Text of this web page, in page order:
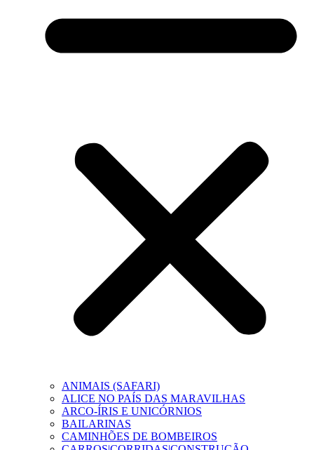
ANIMAIS (SAFARI)
ALICE NO PAÍS DAS MARAVILHAS
ARCO-ÍRIS E UNICÓRNIOS
BAILARINAS
CAMINHÕES DE BOMBEIROS